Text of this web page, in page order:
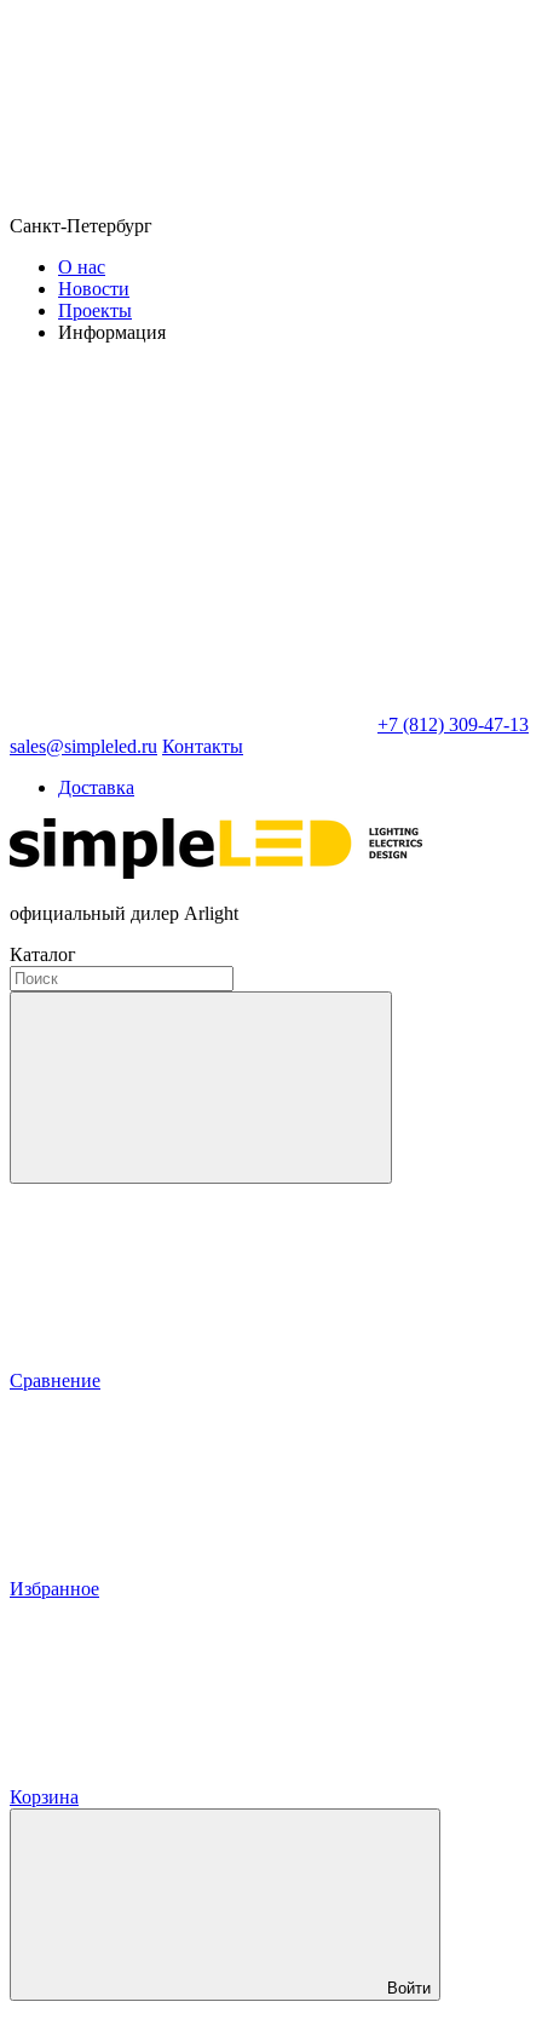
Санкт-Петербург
О нас
Новости
Проекты
Информация
+7 (812) 309-47-13
sales@simpleled.ru Контакты
Доставка
официальный дилер Arlight
Каталог
Сравнение
Избранное
Корзина
Войти